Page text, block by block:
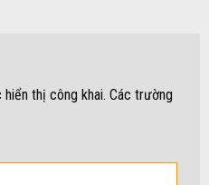
thị công khai. Các trường